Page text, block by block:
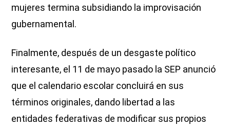
mujeres termina subsidiando la improvisación
gubernamental.
Finalmente, después de un desgaste político
interesante, el 11 de mayo pasado la SEP anunció
que el calendario escolar concluirá en sus
términos originales, dando libertad a las
entidades federativas de modificar sus propios